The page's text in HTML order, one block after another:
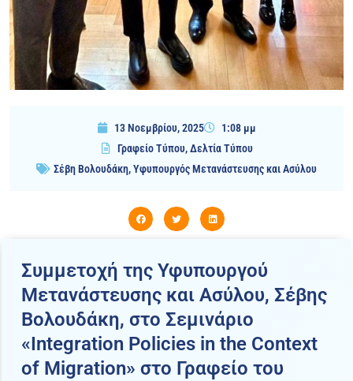
13 Νοεμβρίου, 2025
1:08 μμ
Γραφείο Τύπου,Δελτία Τύπου
Σέβη Βολουδάκη,Υφυπουργός Μετανάστευσης και Ασύλου
Συμμετοχή της Υφυπουργού
Μετανάστευσης και Ασύλου, Σέβης
Βολουδάκη, στο Σεμινάριο
«Integration Policies in the Context
of Migration» στο Γραφείο του